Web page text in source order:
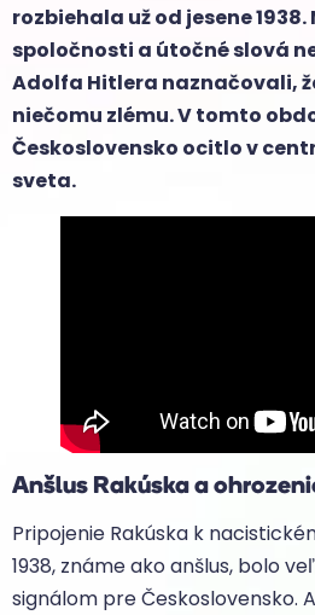
rozbiehala už od jesene
spoločnosti a útočné slová
Adolfa Hitlera naznačovali,
niečomu zlému. V tomto
Československo ocitlo v
sveta.
Anšlus Rakúska a
Pripojenie Rakúska k
1938, známe ako anšlus, bolo
signálom pre Československo.